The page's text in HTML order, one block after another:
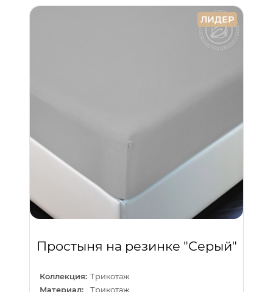
ЛИДЕР
Простыня на резинке "Серый"
Коллекция: Трикотаж
Материал:
Трикотаж